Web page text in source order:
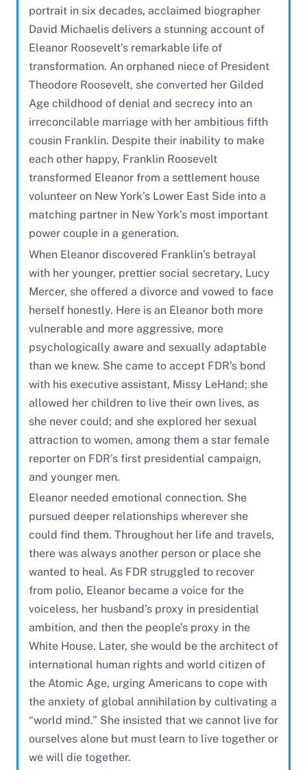
portrait in six decades, acclaimed biographer
David Michaelis delivers a stunning account of
Eleanor Roosevelt’s remarkable life of
transformation. An orphaned niece of President
Theodore Roosevelt, she converted her Gilded
Age childhood of denial and secrecy into an
irreconcilable marriage with her ambitious fifth
cousin Franklin. Despite their inability to make
each other happy, Franklin Roosevelt
transformed Eleanor from a settlement house
volunteer on New York’s Lower East Side into a
matching partner in New York’s most important
power couple in a generation.
When Eleanor discovered Franklin’s betrayal
with her younger, prettier social secretary, Lucy
Mercer, she offered a divorce and vowed to face
herself honestly. Here is an Eleanor both more
vulnerable and more aggressive, more
psychologically aware and sexually adaptable
than we knew. She came to accept FDR’s bond
with his executive assistant, Missy LeHand; she
allowed her children to live their own lives, as
she never could; and she explored her sexual
attraction to women, among them a star female
reporter on FDR’s first presidential campaign,
and younger men.
Eleanor needed emotional connection. She
pursued deeper relationships wherever she
could find them. Throughout her life and travels,
there was always another person or place she
wanted to heal. As FDR struggled to recover
from polio, Eleanor became a voice for the
voiceless, her husband’s proxy in presidential
ambition, and then the people’s proxy in the
White House. Later, she would be the architect of
international human rights and world citizen of
the Atomic Age, urging Americans to cope with
the anxiety of global annihilation by cultivating a
“world mind.” She insisted that we cannot live for
ourselves alone but must learn to live together or
we will die together.